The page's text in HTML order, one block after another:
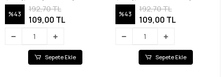
%43
192,70 TL
109,00 TL
Sepete Ekle
%43
192,70 TL
109,00 TL
Sepete Ekle